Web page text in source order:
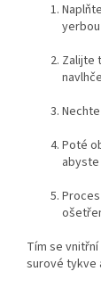
Zalijte
Poté
Tím se
surové tykve